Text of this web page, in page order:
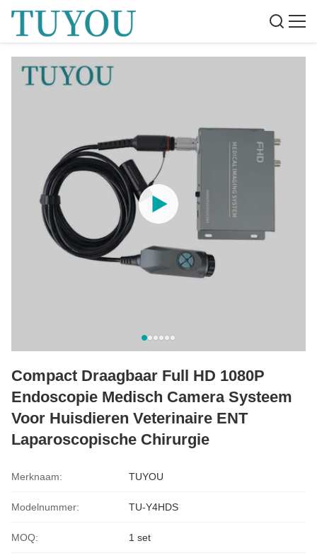
Compact Draagbaar Full HD 1080P
Endoscopie Medisch Camera Systeem
Voor Huisdieren Veterinaire ENT
Laparoscopische Chirurgie
Merknaam: TUYOU
Modelnummer: TU-Y4HDS
MOQ: 1 set